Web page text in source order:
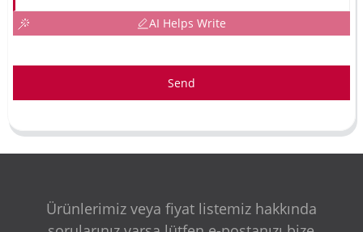
AI Helps Write
Send
Ürünlerimiz veya fiyat listemiz hakkında